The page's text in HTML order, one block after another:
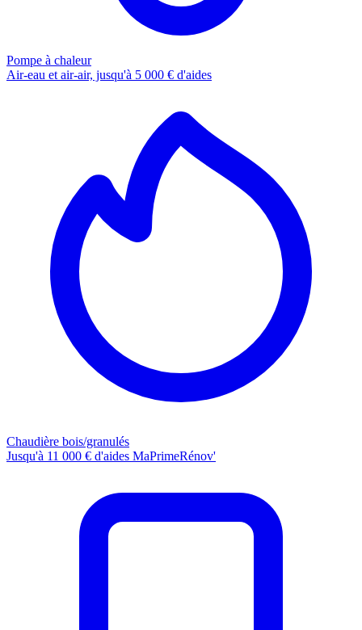
Pompe à chaleur
Air-eau et air-air, jusqu'à 5 000 € d'aides
Chaudière bois/granulés
Jusqu'à 11 000 € d'aides MaPrimeRénov'